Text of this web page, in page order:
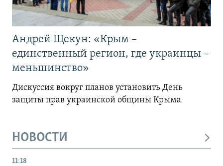
Андрей Щекун: «Крым –
единственный регион, где украинцы –
меньшинство»
Дискуссия вокруг планов установить День
защиты прав украинской общины Крыма
НОВОСТИ
11:18